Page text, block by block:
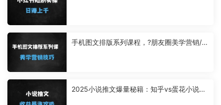
手机图文排版系列课程，?朋友圈美学营销/图
2025小说推文爆量秘籍：知乎vs蛋花小说平